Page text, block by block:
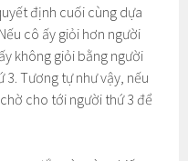
định cuối cùng dựa
cô ấy giỏi hơn người
không giỏi bằng người
Tương tự như vậy, nếu
cho tới người thứ 3 để